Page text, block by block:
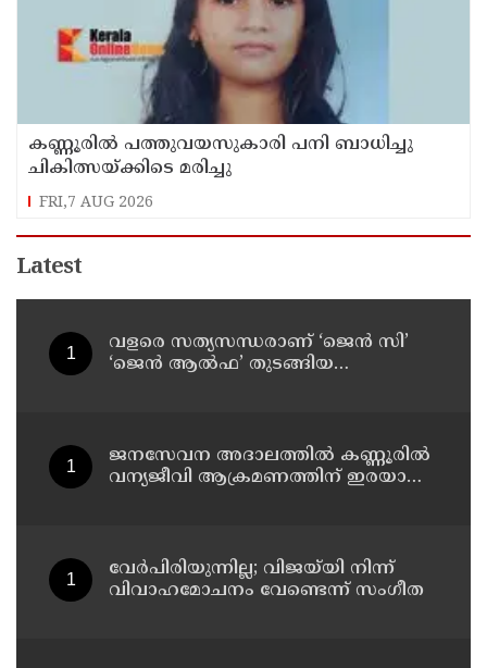
കണ്ണൂരിൽ പത്തുവയസുകാരി പനി ബാധിച്ചു
ചികിത്സയ്ക്കിടെ മരിച്ചു
FRI,7 AUG 2026
Latest
വളരെ സത്യസന്ധരാണ് ‘ജെൻ സി’
‘ജെൻ ആൽഫ’ തുടങ്ങിയ
ജനസേവന അദാലത്തിൽ കണ്ണൂരിൽ
വന്യജീവി ആക്രമണത്തിന് ഇരയായ
വേർപിരിയുന്നില്ല; വിജയ്‍യി നിന്ന്
വിവാഹമോചനം വേണ്ടെന്ന് സംഗീത